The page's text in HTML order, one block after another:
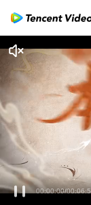
00:00:00/